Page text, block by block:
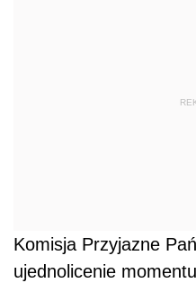
Komisja Przyjazne
ujednolicenie